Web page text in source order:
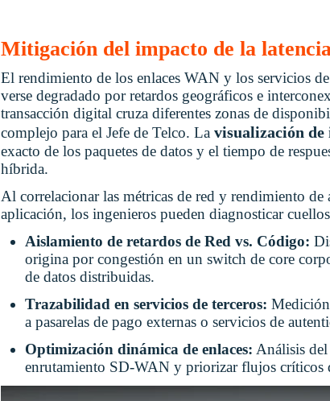
Mitigación del impacto de la
El rendimiento de los enlaces WAN y los servicios
verse degradado por retardos geográficos e
transacción digital cruza diferentes zonas de
complejo para el Jefe de Telco. La visualización
exacto de los paquetes de datos y el tiempo de
híbrida.
Al correlacionar las métricas de red y rendimiento
aplicación, los ingenieros pueden diagnosticar
Aislamiento de retardos de Red vs. Código:
origina por congestión en un switch de core
de datos distribuidas.
Trazabilidad en servicios de terceros: Medición
a pasarelas de pago externas o servicios de
Optimización dinámica de enlaces: Análisis
enrutamiento SD-WAN y priorizar flujos críticos